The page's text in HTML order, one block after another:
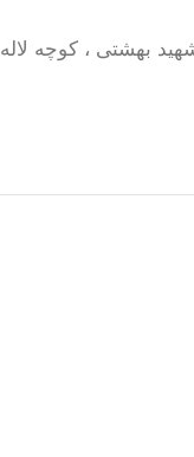
، کوچه لاله 10 ، پلاک 33